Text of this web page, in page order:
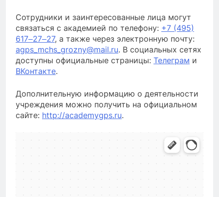
Сотрудники и заинтересованные лица могут
связаться с академией по телефону: +7 (495)
617‒27‒27, а также через электронную почту:
agps_mchs_grozny@mail.ru. В социальных сетях
доступны официальные страницы: Телеграм и
ВКонтакте.
Дополнительную информацию о деятельности
учреждения можно получить на официальном
сайте: http://academygps.ru.